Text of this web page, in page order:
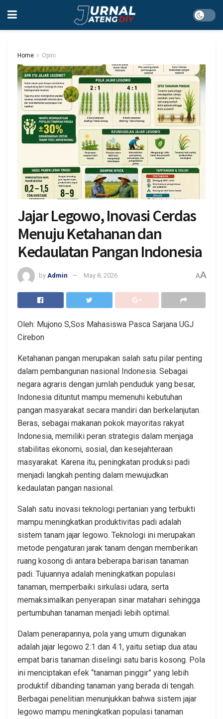
Home Opini
Jajar Legowo, Inovasi Cerdas
Menuju Ketahanan dan
Kedaulatan Pangan Indonesia
by Admin May 8, 2026 AA
Oleh: Mujono S,Sos Mahasiswa Pasca Sarjana UGJ
Cirebon
Ketahanan pangan merupakan salah satu pilar penting
dalam pembangunan nasional Indonesia. Sebagai
negara agraris dengan jumlah penduduk yang besar,
Indonesia dituntut mampu memenuhi kebutuhan
pangan masyarakat secara mandiri dan berkelanjutan.
Beras, sebagai makanan pokok mayoritas rakyat
Indonesia, memiliki peran strategis dalam menjaga
stabilitas ekonomi, sosial, dan kesejahteraan
masyarakat. Karena itu, peningkatan produksi padi
menjadi langkah penting dalam mewujudkan
kedaulatan pangan nasional.
Salah satu inovasi teknologi pertanian yang terbukti
mampu meningkatkan produktivitas padi adalah
sistem tanam jajar legowo. Teknologi ini merupakan
metode pengaturan jarak tanam dengan memberikan
ruang kosong di antara beberapa barisan tanaman
padi. Tujuannya adalah meningkatkan populasi
tanaman, memperbaiki sirkulasi udara, serta
memaksimalkan penyerapan sinar matahari sehingga
pertumbuhan tanaman menjadi lebih optimal.
Dalam penerapannya, pola yang umum digunakan
adalah jajar legowo 2:1 dan 4:1, yaitu setiap dua atau
empat baris tanaman diselingi satu baris kosong. Pola
ini menciptakan efek “tanaman pinggir” yang lebih
produktif dibanding tanaman yang berada di tengah.
Berbagai penelitian menunjukkan bahwa sistem jajar
legowo mampu meningkatkan populasi tanaman